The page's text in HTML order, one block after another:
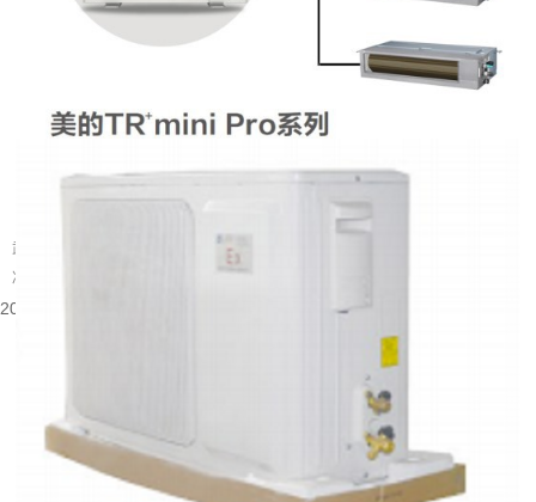
武汉别墅装什么中央空调好
武汉属于夏热冬冷的地域，夏季闷热酷暑，梅雨季湿度居高不下，冬季又伴随湿
冷的体感。别墅户型大多层数多、房间数量多，还常会带有地下室、挑空客...
2026-08-05 15:55:48